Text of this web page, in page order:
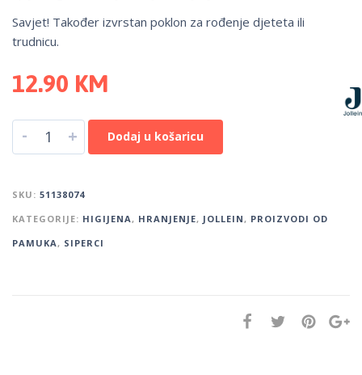
Savjet! Također izvrstan poklon za rođenje djeteta ili
trudnicu.
12.90 KM
- + Dodaj u košaricu
SKU: 51138074
KATEGORIJE: HIGIJENA, HRANJENJE, JOLLEIN, PROIZVODI OD
PAMUKA, SIPERCI